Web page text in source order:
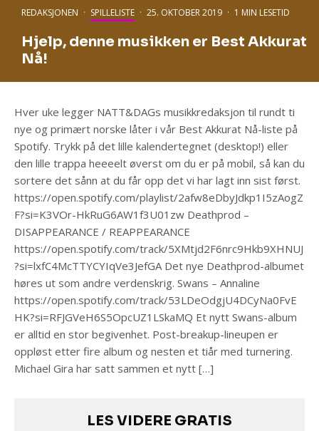
REDAKSJONEN · SPILLELISTE · 25. OKTOBER 2019 · 1 MIN LESETID
Hjelp, denne musikken er Best Akkurat
Nå!
Hver uke legger NATT&DAGs musikkredaksjon til rundt ti
nye og primært norske låter i vår Best Akkurat Nå-liste på
Spotify. Trykk på det lille kalendertegnet (desktop!) eller
den lille trappa heeeelt øverst om du er på mobil, så kan du
sortere det sånn at du får opp det vi har lagt inn sist først.
https://open.spotify.com/playlist/2afw8eDbyJdkp1I5zAogZ
F?si=K3VOr-HkRuG6AW1f3U01zw Deathprod –
DISAPPEARANCE / REAPPEARANCE
https://open.spotify.com/track/5XMtjd2F6nrc9Hkb9XHNUJ
?si=lxfC4McTTYCYIqVe3JefGA Det nye Deathprod-albumet
høres ut som andre verdenskrig. Swans – Annaline
https://open.spotify.com/track/53LDeOdgjU4DCyNa0FvE
HK?si=RFJGVeH6S5OpcUZ1LSkaMQ Et nytt Swans-album
er alltid en stor begivenhet. Post-breakup-lineupen er
oppløst etter fire album og nesten et tiår med turnering.
Michael Gira har satt sammen et nytt […]
LES VIDERE GRATIS